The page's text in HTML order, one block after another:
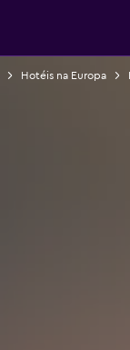
Hotéis na Europa